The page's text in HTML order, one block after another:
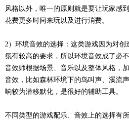
风格以外，唯一的原则就是要让玩家感
花费更多时间来玩以及进行消费。
2）环境音效的选择：这类游戏因为对
氛有较高的要求，所以环境音效成了必
音效师根据场景、音乐以及整体风格，
音效，比如森林环境下的鸟叫声、溪流
响较为潜移默化，是很好的辅助工具。
不同类型的游戏配乐、音效上的选择有